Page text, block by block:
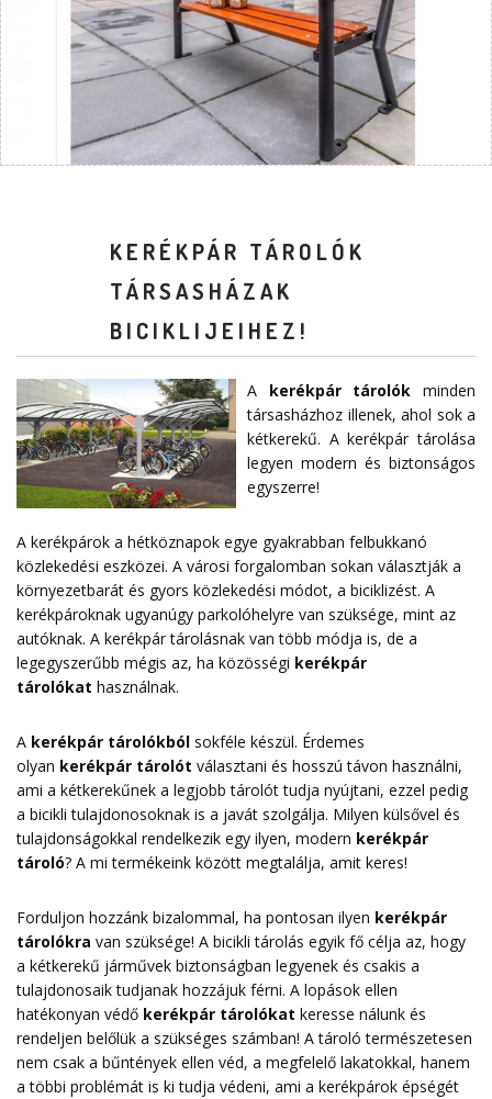
KERÉKPÁR TÁROLÓK
TÁRSASHÁZAK
BICIKLIJEIHEZ!
A kerékpár tárolók minden
társasházhoz illenek, ahol sok a
kétkerekű. A kerékpár tárolása
legyen modern és biztonságos
egyszerre!
A kerékpárok a hétköznapok egye gyakrabban felbukkanó
közlekedési eszközei. A városi forgalomban sokan választják a
környezetbarát és gyors közlekedési módot, a biciklizést. A
kerékpároknak ugyanúgy parkolóhelyre van szüksége, mint az
autóknak. A kerékpár tárolásnak van több módja is, de a
legegyszerűbb mégis az, ha közösségi kerékpár
tárolókat használnak.
A kerékpár tárolókból sokféle készül. Érdemes
olyan kerékpár tárolót választani és hosszú távon használni,
ami a kétkerekűnek a legjobb tárolót tudja nyújtani, ezzel pedig
a bicikli tulajdonosoknak is a javát szolgálja. Milyen külsővel és
tulajdonságokkal rendelkezik egy ilyen, modern kerékpár
tároló? A mi termékeink között megtalálja, amit keres!
Forduljon hozzánk bizalommal, ha pontosan ilyen kerékpár
tárolókra van szüksége! A bicikli tárolás egyik fő célja az, hogy
a kétkerekű járművek biztonságban legyenek és csakis a
tulajdonosaik tudjanak hozzájuk férni. A lopások ellen
hatékonyan védő kerékpár tárolókat keresse nálunk és
rendeljen belőlük a szükséges számban! A tároló természetesen
nem csak a bűntények ellen véd, a megfelelő lakatokkal, hanem
a többi problémát is ki tudja védeni, ami a kerékpárok épségét